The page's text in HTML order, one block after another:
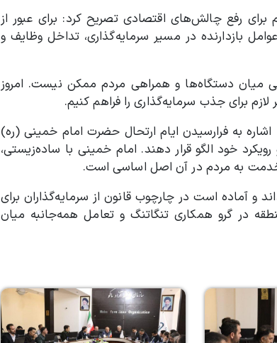
رفع چالش‌های اقتصادی تصریح کرد: برای عبور از
بازدارنده در مسیر سرمایه‌گذاری، تداخل وظایف و
میان دستگاه‌ها و همراهی مردم ممکن نیست. امروز
برای جذب سرمایه‌گذاری را فراهم کنیم.
به فرارسیدن ایام ارتحال حضرت امام خمینی (ره)
خود الگو قرار دهند. امام خمینی با ساده‌زیستی،
خدمت به مردم در آن اصل اساسی است.
و آماده است در چارچوب قانون از سرمایه‌گذاران برای
در گرو همکاری تنگاتنگ و تعامل همه‌جانبه میان